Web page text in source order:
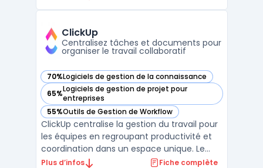
avancés de gestion de contenu et de flux
de trav ...
ClickUp
Centralisez tâches et documents pour
organiser le travail collaboratif
70%Logiciels de gestion de la connaissance
— voir ClickUp dans cette catégorie
65%Logiciels de gestion de projet pour
entreprises
— voir ClickUp dans cette catégorie
55%Outils de Gestion de Workflow
— voir ClickUp dans cette catégorie
ClickUp centralise la gestion du travail pour
les équipes en regroupant productivité et
coordination dans un espace unique. Le
logiciel facilite le suivi quotidien des tâches,
Plus d’infos Fiche complète